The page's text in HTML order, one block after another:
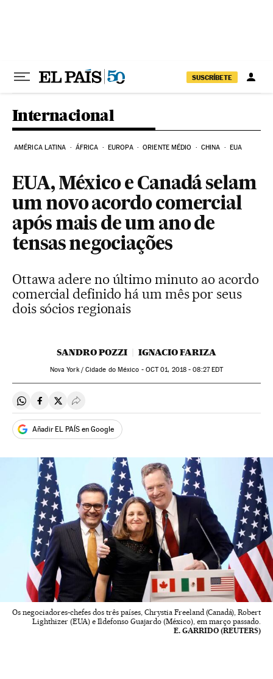
SUSCRÍBETE
Internacional
AMÉRICA LATINA ÁFRICA EUROPA ORIENTE MÉDIO CHINA EUA
EUA, México e Canadá selam
um novo acordo comercial
após mais de um ano de
tensas negociações
Ottawa adere no último minuto ao acordo
comercial definido há um mês por seus
dois sócios regionais
SANDRO POZZI IGNACIO FARIZA
Nova York / Cidade do México - OCT01, 2018 - 08:27EDT
Compartir en Whatsapp
Compartir en Facebook
Compartir en Twitter
Desplegar Redes Sociales
Añadir EL PAÍS en Google
Os negociadores-chefes dos três países, Chrystia Freeland (Canadá), Robert
Lighthizer (EUA) e Ildefonso Guajardo (México), em março passado.
E. GARRIDO (REUTERS)